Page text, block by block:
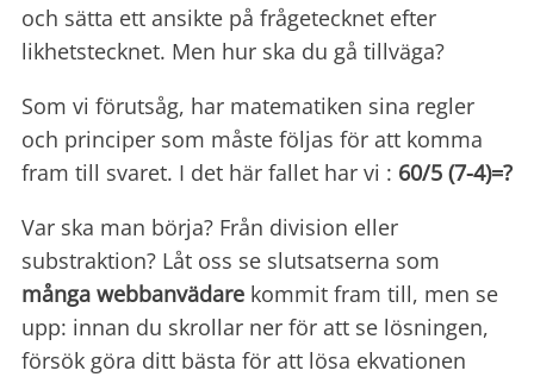
och sätta ett ansikte på frågetecknet efter
likhetstecknet. Men hur ska du gå tillväga?
Som vi förutsåg, har matematiken sina regler
och principer som måste följas för att komma
fram till svaret. I det här fallet har vi : 60/5 (7-4)=?
Var ska man börja? Från division eller
substraktion? Låt oss se slutsatserna som
många webbanvädare kommit fram till, men se
upp: innan du skrollar ner för att se lösningen,
försök göra ditt bästa för att lösa ekvationen